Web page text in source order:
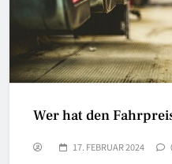
Wer hat den
17. FEBRUAR 2024